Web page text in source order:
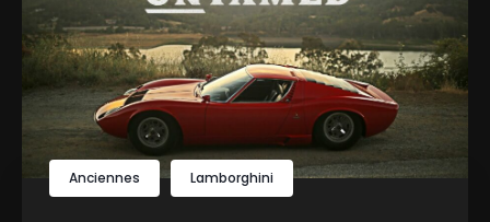
Anciennes Lamborghini